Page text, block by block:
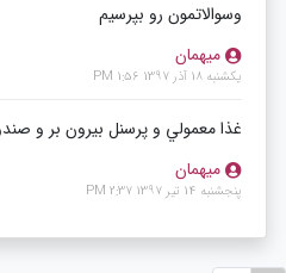
وسوالاتمون رو بپرسیم
میهمان
یکشنبه 18 آذر 1397 1:56 PM
غذا معمولي و پرسنل بيرون بر و
میهمان
پنجشنبه 14 تیر 1397 2:37 PM